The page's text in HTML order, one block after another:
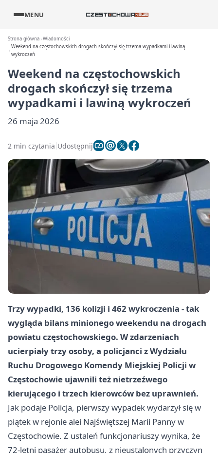
MENU
Strona główna Wiadomości
Weekend na częstochowskich drogach skończył się trzema wypadkami i lawiną
wykroczeń
Weekend na częstochowskich
drogach skończył się trzema
wypadkami i lawiną wykroczeń
26 maja 2026
2 min czytania Udostępnij
Trzy wypadki, 136 kolizji i 462 wykroczenia - tak
wygląda bilans minionego weekendu na drogach
powiatu częstochowskiego. W zdarzeniach
ucierpiały trzy osoby, a policjanci z Wydziału
Ruchu Drogowego Komendy Miejskiej Policji w
Częstochowie ujawnili też nietrzeźwego
kierującego i trzech kierowców bez uprawnień.
Jak podaje Policja, pierwszy wypadek wydarzył się w
piątek w rejonie alei Najświętszej Marii Panny w
Częstochowie. Z ustaleń funkcjonariuszy wynika, że
72-letni pasażer autobusu, z nieustalonych przyczyn